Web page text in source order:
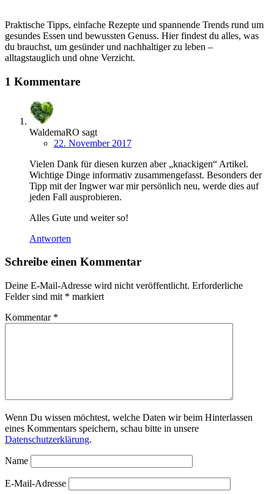
Praktische Tipps, einfache Rezepte und spannende Trends rund um
gesundes Essen und bewussten Genuss. Hier findest du alles, was
du brauchst, um gesünder und nachhaltiger zu leben –
alltagstauglich und ohne Verzicht.
1 Kommentare
WaldemaRO sagt
22. November 2017
Vielen Dank für diesen kurzen aber „knackigen“ Artikel.
Wichtige Dinge informativ zusammengefasst. Besonders der
Tipp mit der Ingwer war mir persönlich neu, werde dies auf
jeden Fall ausprobieren.
Alles Gute und weiter so!
Antworten
Schreibe einen Kommentar
Deine E-Mail-Adresse wird nicht veröffentlicht. Erforderliche
Felder sind mit * markiert
Kommentar *
Wenn Du wissen möchtest, welche Daten wir beim Hinterlassen
eines Kommentars speichern, schau bitte in unsere
Datenschutzerklärung.
Name
E-Mail-Adresse